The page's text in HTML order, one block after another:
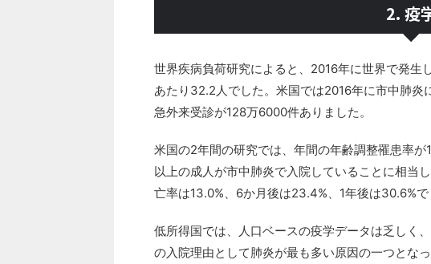
2. 疫
世界疾病負荷研究によると、2016年に世界で発生
あたり32.2人でした。米国では2016年に市中肺
急外来受診が128万6000件ありました。
米国の2年間の研究では、年間の年齢調整罹患率
以上の成人が市中肺炎で入院していることに相当
亡率は13.0%、6か月後は23.4%、1年後は30.6%で
低所得国では、人口ベースの疫学データは乏しく
の入院理由として肺炎が最も多い原因の一つとなっ